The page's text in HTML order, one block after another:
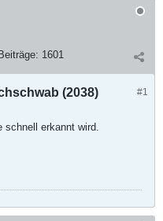
Beiträge: 1601
#1
(2038)
schnell erkannt wird.